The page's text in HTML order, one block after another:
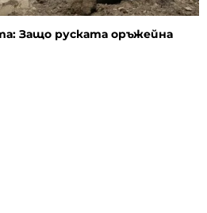
Защо руската оръжейна